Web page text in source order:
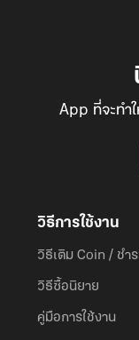
App ที่จะทำ
วิธีการใช้งาน
วิธีเติม Coin / ชำร
วิธีซื้อนิยาย
คู่มือการใช้งาน